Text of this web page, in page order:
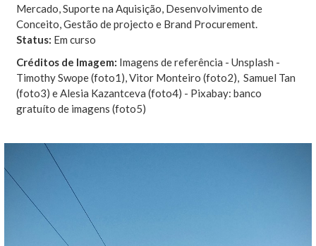
Mercado, Suporte na Aquisição, Desenvolvimento de
Conceito, Gestão de projecto e Brand Procurement.
Status: Em curso
Créditos de Imagem: Imagens de referência - Unsplash -
Timothy Swope (foto1), Vitor Monteiro (foto2), Samuel Tan
(foto3) eAlesia Kazantceva (foto4) - Pixabay: banco
gratuíto de imagens (foto5)